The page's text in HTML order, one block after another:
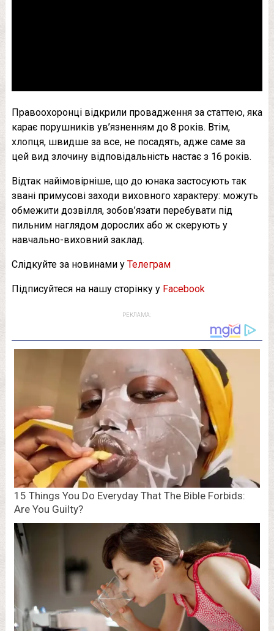
Правоохоронці відкрили провадження за статтею, яка
карає порушників ув’язненням до 8 років. Втім,
хлопця, швидше за все, не посадять, адже саме за
цей вид злочину відповідальність настає з 16 років.
Відтак найімовірніше, що до юнака застосують так
звані примусові заходи виховного характеру: можуть
обмежити дозвілля, зобов’язати перебувати під
пильним наглядом дорослих або ж скерують у
навчально-виховний заклад.
Слідкуйте за новинами у Телеграм
Підписуйтеся на нашу сторінку у Facebook
РЕКЛАМА: